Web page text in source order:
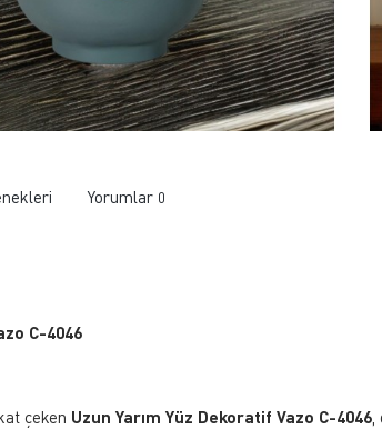
Yorumlar 0
C-4046
çeken Uzun Yarım Yüz Dekoratif Vazo C-4046